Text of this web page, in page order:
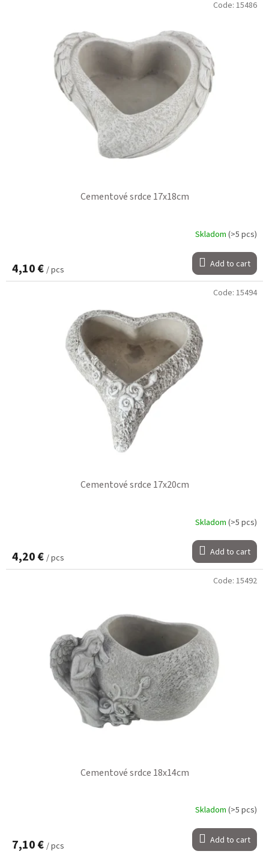
Cementové srdce 17x18cm
Skladom (>5 pcs)
4,10 € / pcs Add to cart
Code: 15486
Cementové srdce 17x20cm
Skladom (>5 pcs)
4,20 € / pcs Add to cart
Code: 15494
Cementové srdce 18x14cm
Skladom (>5 pcs)
7,10 € / pcs Add to cart
Code: 15492